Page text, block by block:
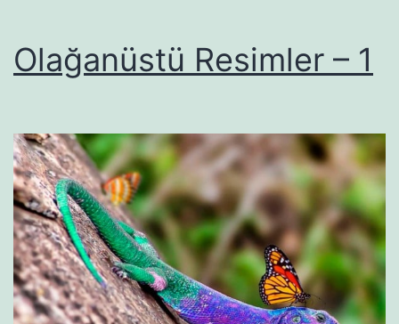
Olağanüstü Resimler – 1